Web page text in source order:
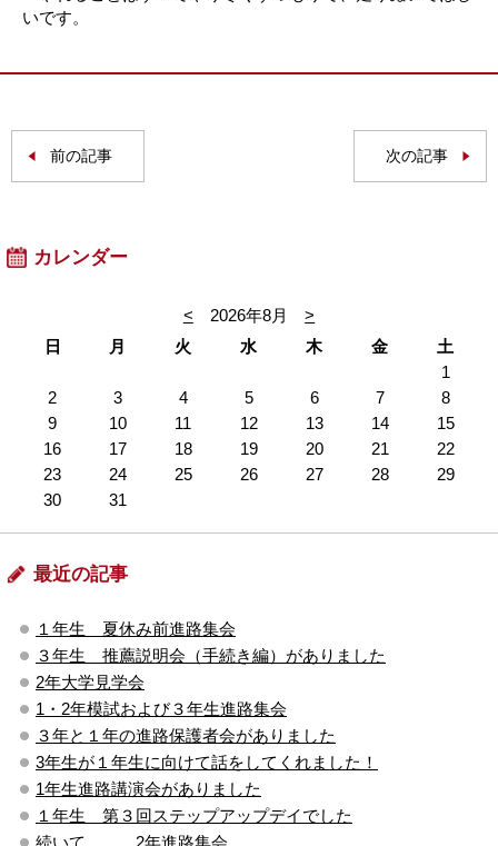
いです。
前の記事 次の記事
カレンダー
< 2026年8月
>
日
月 火 水 木 金
土
1
2
3 4 5 6 7
8
9
10 11 12 13 14
15
16
17 18 19 20 21
22
23
24 25 26 27 28
29
30
31
最近の記事
１年生 夏休み前進路集会
３年生 推薦説明会（手続き編）がありました
2年大学見学会
1・2年模試および３年生進路集会
３年と１年の進路保護者会がありました
3年生が１年生に向けて話をしてくれました！
1年生進路講演会がありました
１年生 第３回ステップアップデイでした